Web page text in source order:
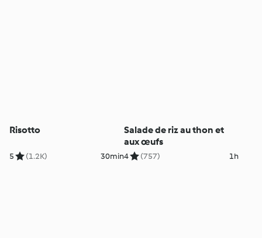
Risotto
5 (1.2K) 30min
Salade de riz au thon et
aux œufs
4 (757) 1h